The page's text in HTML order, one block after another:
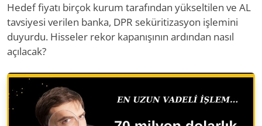
Hedef fiyatı birçok kurum tarafından yükseltilen ve AL
tavsiyesi verilen banka, DPR seküritizasyon işlemini
duyurdu. Hisseler rekor kapanışının ardından nasıl
açılacak?